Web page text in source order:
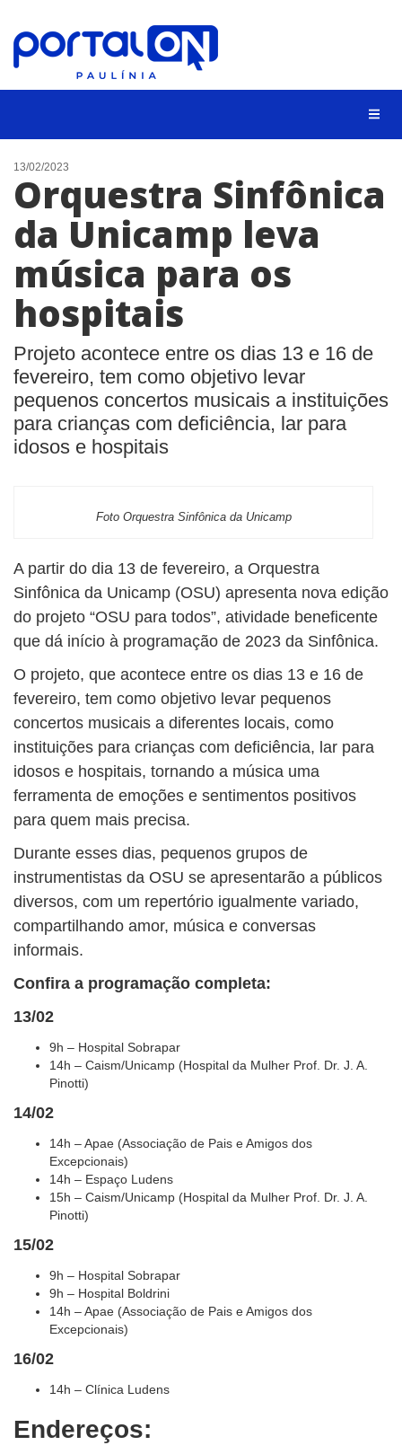
CIDADES
EVENTOS
EMPREGO
ANIVERSÁRIO DAS CIDADES
ANUNCIE
CONTATO
13/02/2023
Orquestra Sinfônica
da Unicamp leva
música para os
hospitais
Projeto acontece entre os dias 13 e 16 de
fevereiro, tem como objetivo levar
pequenos concertos musicais a instituições
para crianças com deficiência, lar para
idosos e hospitais
Foto Orquestra Sinfônica da Unicamp
A partir do dia 13 de fevereiro, a Orquestra
Sinfônica da Unicamp (OSU) apresenta nova edição
do projeto “OSU para todos”, atividade beneficente
que dá início à programação de 2023 da Sinfônica.
O projeto, que acontece entre os dias 13 e 16 de
fevereiro, tem como objetivo levar pequenos
concertos musicais a diferentes locais, como
instituições para crianças com deficiência, lar para
idosos e hospitais, tornando a música uma
ferramenta de emoções e sentimentos positivos
para quem mais precisa.
Durante esses dias, pequenos grupos de
instrumentistas da OSU se apresentarão a públicos
diversos, com um repertório igualmente variado,
compartilhando amor, música e conversas
informais.
Confira a programação completa:
13/02
9h – Hospital Sobrapar
14h – Caism/Unicamp (Hospital da Mulher Prof. Dr. J. A.
Pinotti)
14/02
14h – Apae (Associação de Pais e Amigos dos
Excepcionais)
14h – Espaço Ludens
15h – Caism/Unicamp (Hospital da Mulher Prof. Dr. J. A.
Pinotti)
15/02
9h – Hospital Sobrapar
9h – Hospital Boldrini
14h – Apae (Associação de Pais e Amigos dos
Excepcionais)
16/02
14h – Clínica Ludens
Endereços: